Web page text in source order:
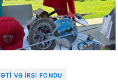
VƏ İRSI FONDU